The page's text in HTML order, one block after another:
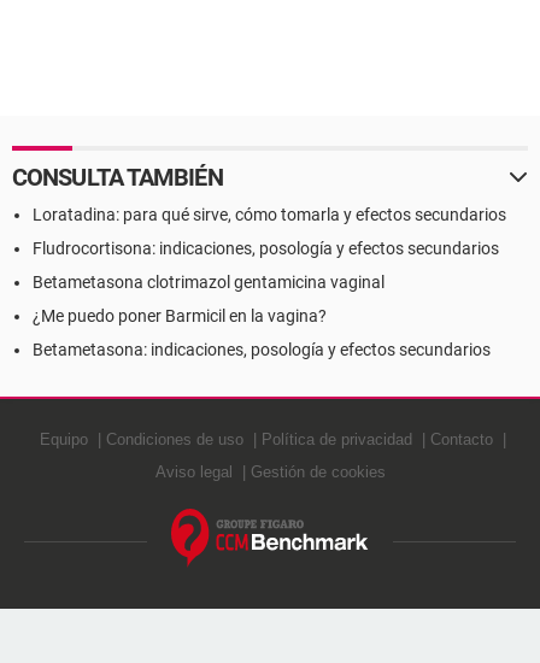
CONSULTA TAMBIÉN
Loratadina: para qué sirve, cómo tomarla y efectos secundarios
Fludrocortisona: indicaciones, posología y efectos secundarios
Betametasona clotrimazol gentamicina vaginal
¿Me puedo poner Barmicil en la vagina?
Betametasona: indicaciones, posología y efectos secundarios
Equipo Condiciones de uso Política de privacidad
Contacto
Aviso legal
Gestión de cookies